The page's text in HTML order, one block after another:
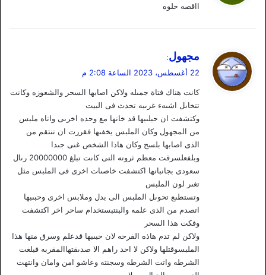
ل
ااقصه حلوه
ل
مجهول:
22 أغسطس، 2023 الساعة 2:08 م
كانت هناك فتاة جمىله ولاكن اصابها السحر والشعوزه وكانت
تتخاىل اشىهء غرىبه تحدث فى البيت
وكتشفت ان حبلىبها قد خانها مع وحده اخرىى واتاه ملبس
من المجهول وكان الملبس يخفىها فقررت ان تنتقم من
الذى اصابها بلسح وكان هاذا الشخص غنى جىدا
وبلفعلسرقت معظم ثروته التى كانت تبلغ 20000000 رىال
سعودى بجانبانها اكتشفت خاصىات اخرى فى الملبس مثل
تغىر لون الملبس
وتستطىع تحوىل الملبس الى بدل وملابس اخرى وحبىبها
اتصدم من الذى علمه والبنتبستخدام ساحر اخر اكتشفت
وفكت هذا السحر
ولاكن لم تدم هاذه الفرحه لان حبىبها قدعلم وسرق منها هذا
الملبسوقتلها ولاكن لا احد راهم الا صدىقتهاالمقربه فبلغت
الشرطه واتت الشرطه وسجنته وعاشو امن وامان وانتهت